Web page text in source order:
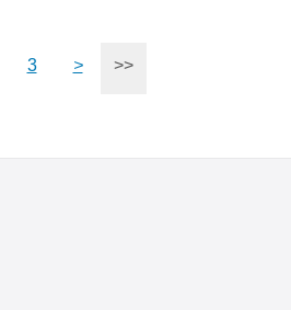
3 > >>